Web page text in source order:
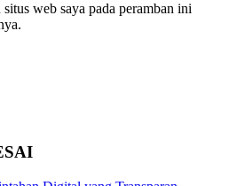
web saya pada peramban ini